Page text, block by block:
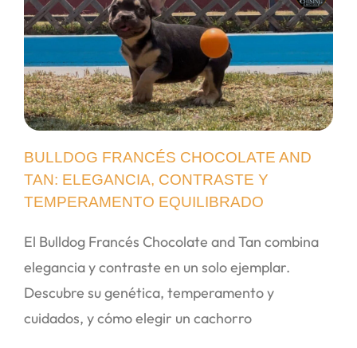
BULLDOG FRANCÉS CHOCOLATE AND
TAN: ELEGANCIA, CONTRASTE Y
TEMPERAMENTO EQUILIBRADO
El Bulldog Francés Chocolate and Tan combina
elegancia y contraste en un solo ejemplar.
Descubre su genética, temperamento y
cuidados, y cómo elegir un cachorro